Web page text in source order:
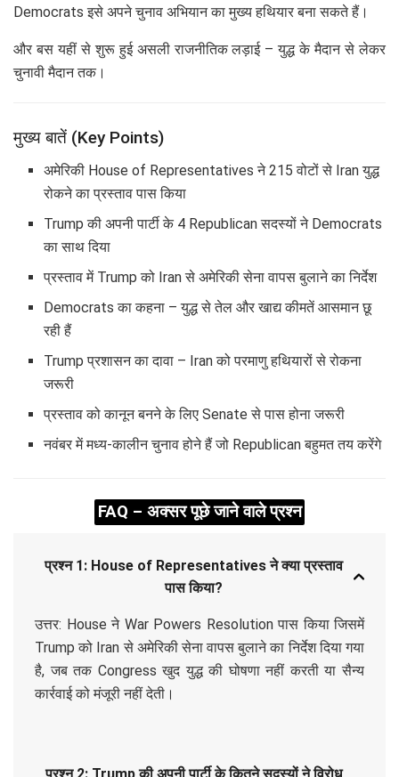
Democrats इसे अपने चुनाव अभियान का मुख्य हथियार बना सकते हैं।
और बस यहीं से शुरू हुई असली राजनीतिक लड़ाई – युद्ध के मैदान से लेकर
चुनावी मैदान तक।
मुख्य बातें (Key Points)
अमेरिकी House of Representatives ने 215 वोटों से Iran युद्ध
रोकने का प्रस्ताव पास किया
Trump की अपनी पार्टी के 4 Republican सदस्यों ने Democrats
का साथ दिया
प्रस्ताव में Trump को Iran से अमेरिकी सेना वापस बुलाने का निर्देश
Democrats का कहना – युद्ध से तेल और खाद्य कीमतें आसमान छू
रही हैं
Trump प्रशासन का दावा – Iran को परमाणु हथियारों से रोकना
जरूरी
प्रस्ताव को कानून बनने के लिए Senate से पास होना जरूरी
नवंबर में मध्य-कालीन चुनाव होने हैं जो Republican बहुमत तय करेंगे
FAQ – अक्सर पूछे जाने वाले प्रश्न
प्रश्न 1: House of Representatives ने क्या प्रस्ताव
पास किया?
उत्तर: House ने War Powers Resolution पास किया जिसमें
Trump को Iran से अमेरिकी सेना वापस बुलाने का निर्देश दिया गया
है, जब तक Congress खुद युद्ध की घोषणा नहीं करती या सैन्य
कार्रवाई को मंजूरी नहीं देती।